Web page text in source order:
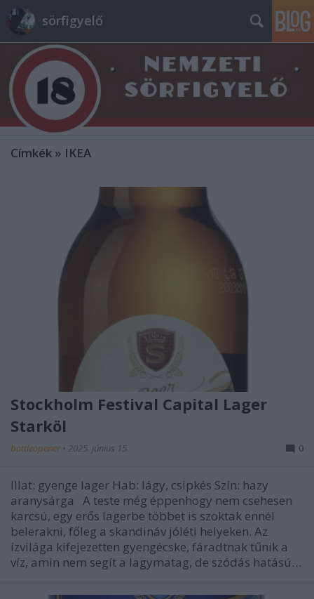
sörfigyelő
Címkék » IKEA
Stockholm Festival Capital Lager
Starköl
bottleopener • 2025. június 15. 0
Illat: gyenge lager Hab: lágy, csipkés Szín: hazy
aranysárga A teste még éppenhogy nem csehesen
karcsú, egy erős lagerbe többet is szoktak ennél
belerakni, főleg a skandináv jóléti helyeken. Az
ízvilága kifejezetten gyengécske, fáradtnak tűnik a
víz, amin nem segít a lagymatag, de szódás hatású…